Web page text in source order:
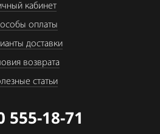
кабинет
оплаты
доставки
возврата
статьи
555-18-71